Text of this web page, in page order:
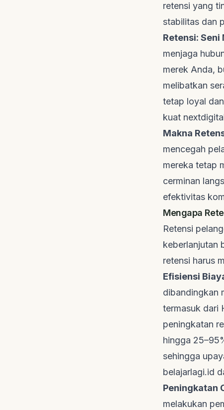
retensi yang
stabilitas dan
Retensi: Seni
menjaga
merek Anda,
melibatkan
tetap loyal
kuat
Makna
mencegah
mereka tetap
cerminan
efektivitas
Mengapa
Retensi
keberlanjutan
retensi harus
Efisiensi
dibandingkan
termasuk dari
peningkatan
hingga
sehingga
belajarlagi.id
Peningkatan
melakukan